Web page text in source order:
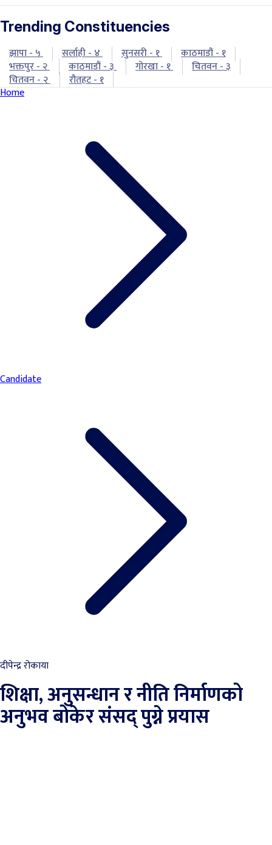
Trending Constituencies
झापा - ५ सर्लाही - ४ सुनसरी - १
काठमाडौं - १
भक्तपुर - २
काठमाडौं - ३ गोरखा - १
चितवन - ३
चितवन - २
रौतहट - १
Home
Candidate
दीपेन्द्र रोकाया
शिक्षा, अनुसन्धान र नीति निर्माणको
अनुभव बोकेर संसद् पुग्ने प्रयास